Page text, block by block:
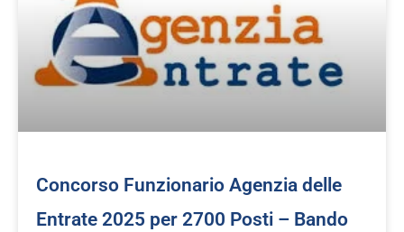
Concorso Funzionario Agenzia delle
Entrate 2025 per 2700 Posti – Bando